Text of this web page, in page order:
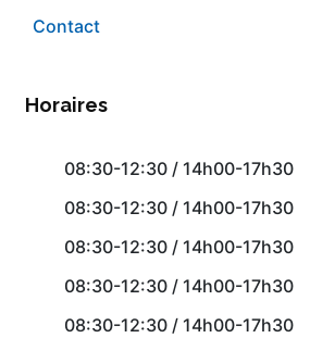
Contact
Horaires
08:30-12:30 / 14h00-17h30
08:30-12:30 / 14h00-17h30
08:30-12:30 / 14h00-17h30
08:30-12:30 / 14h00-17h30
08:30-12:30 / 14h00-17h30